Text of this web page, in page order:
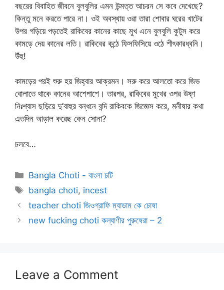
বছরের বিবাহিত জীবনে বুলবুলির এমন উন্মত্ত আচরন সে কবে দেখেছে?
কিন্তু মনে করতে পারে না। ওই অবস্থায় ওরা তারা শোবার ঘরের খাটের
উপর গড়িয়ে পড়তেই রাকিবের কানের কাছে মুখ এনে বুলবুলি কুটুস করে
কামড়ে দেয় কানের লতি। রাকিবের কন্ঠে ফিসফিসিয়ে ওঠে শীৎকারধ্বনি।
উঁহু!
কামড়ের পরই শুরু হয় জিহ্বার আক্রমন। সরু করে আলতো করে জিভ
বোলাতে থাকে কানের আশেপাশে। তারপর, রাকিবের মুখের ওপর উষ্ণ
নিঃশ্বাস ছড়িয়ে দু’বাহুর বন্ধনে বন্দি রাকিবকে জিজ্ঞেস করে, মনীষার কথা
এতদিন আড়াল করেছ কেন সোনা?
চলবে…
Categories
Bangla Choti - বাংলা চটি
Tags
bangla choti, incest
teacher choti জিওগ্রাফি ম্যাডাম কে চোষা
new fucking choti কল্যাণীর পুরুষেরা – 2
Leave a Comment